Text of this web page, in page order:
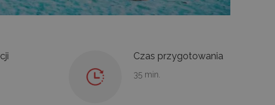
Czas przygotowania
35 min.